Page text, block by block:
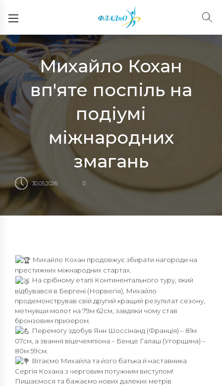
Михайло Кохан
вп'яте поспіль на
подіумі
міжнародних
змагань
30.05.2026 0
Михайло Кохан продовжує збирати нагороди на
престижних міжнародних стартах.
На срібному етапі Континентального туру, який
відбувався в Бергені (Норвегія), Михайло
продемонстрував свій другий кращий результат сезону,
метнувши молот на 79м 62см, завдяки чому став
бронзовим призером.
Перемогу здобув Янн Шоссінанд (Франція) – 81м
07см, а звання віцечемпіона – Бенце Галаш (Угорщина) –
80м 59см.
Вітаємо Михайла та його батька й наставника
Сергія Кохана з черговим потужним виступом!
Пишаємося та бажаємо нових далеких метрів